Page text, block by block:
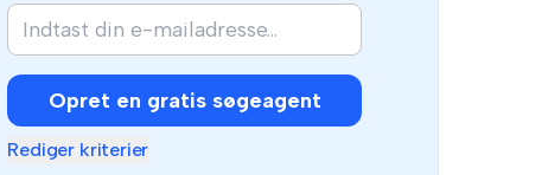
Opret en gratis søgeagent
Rediger kriterier